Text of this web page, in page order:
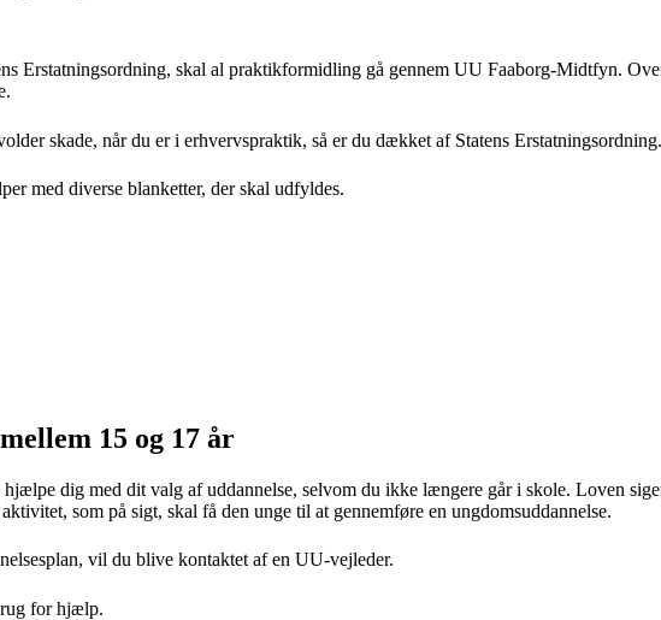
Erstatningsordning, skal al praktikformidling gå gennem UU Faaborg-Midtfyn.
skade, når du er i erhvervspraktik, så er du dækket af Statens Erstatningsordning.
med diverse blanketter, der skal udfyldes.
15 og 17 år
dig med dit valg af uddannelse, selvom du ikke længere går i skole. Loven
som på sigt, skal få den unge til at gennemføre en ungdomsuddannelse.
vil du blive kontaktet af en UU-vejleder.
for hjælp.